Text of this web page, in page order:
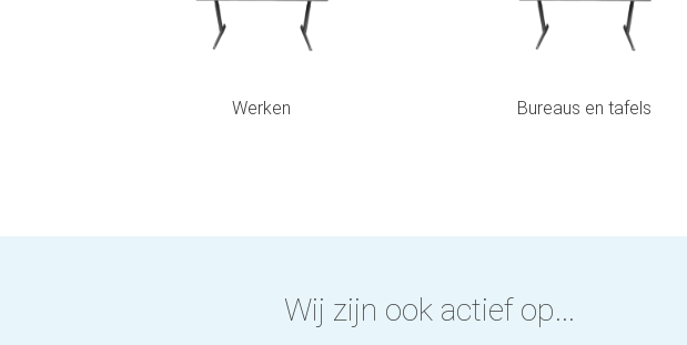
Werken Bureaus en tafels
Wij zijn ook actief op...